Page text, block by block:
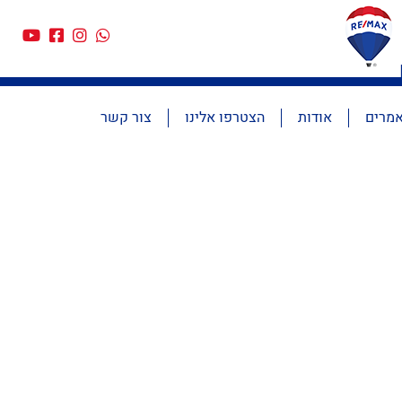
אודות הצטרפו אלינו צור קשר